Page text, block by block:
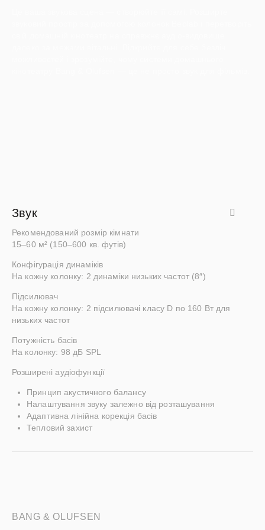
Звук
Рекомендований розмір кімнати
15–60 м² (150–600 кв. футів)
Конфігурація динаміків
На кожну колонку: 2 динаміки низьких частот (8″)
Підсилювач
На кожну колонку: 2 підсилювачі класу D по 160 Вт для
низьких частот
Потужність басів
На колонку: 98 дБ SPL
Розширені аудіофункції
Принцип акустичного балансу
Налаштування звуку залежно від розташування
Адаптивна лінійна корекція басів
Тепловий захист
BANG & OLUFSEN